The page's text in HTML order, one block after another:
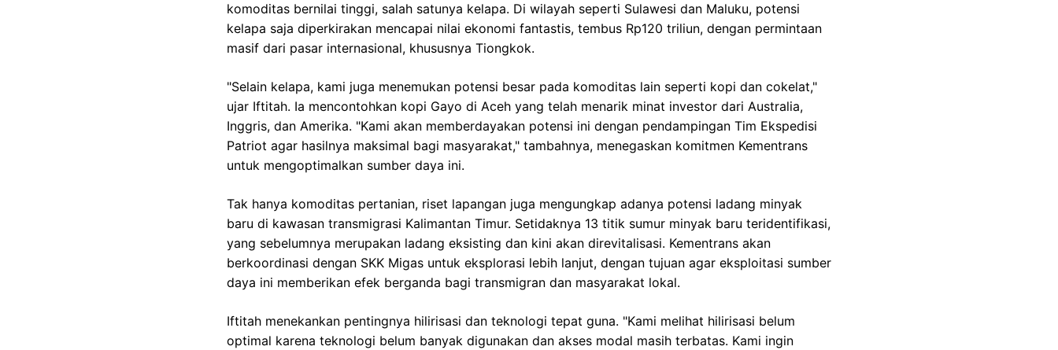
komoditas bernilai tinggi, salah satunya kelapa. Di wilayah seperti Sulawesi dan Maluku, potensi
kelapa saja diperkirakan mencapai nilai ekonomi fantastis, tembus Rp120 triliun, dengan permintaan
masif dari pasar internasional, khususnya Tiongkok.
"Selain kelapa, kami juga menemukan potensi besar pada komoditas lain seperti kopi dan cokelat,"
ujar Iftitah. Ia mencontohkan kopi Gayo di Aceh yang telah menarik minat investor dari Australia,
Inggris, dan Amerika. "Kami akan memberdayakan potensi ini dengan pendampingan Tim Ekspedisi
Patriot agar hasilnya maksimal bagi masyarakat," tambahnya, menegaskan komitmen Kementrans
untuk mengoptimalkan sumber daya ini.
Tak hanya komoditas pertanian, riset lapangan juga mengungkap adanya potensi ladang minyak
baru di kawasan transmigrasi Kalimantan Timur. Setidaknya 13 titik sumur minyak baru teridentifikasi,
yang sebelumnya merupakan ladang eksisting dan kini akan direvitalisasi. Kementrans akan
berkoordinasi dengan SKK Migas untuk eksplorasi lebih lanjut, dengan tujuan agar eksploitasi sumber
daya ini memberikan efek berganda bagi transmigran dan masyarakat lokal.
Iftitah menekankan pentingnya hilirisasi dan teknologi tepat guna. "Kami melihat hilirisasi belum
optimal karena teknologi belum banyak digunakan dan akses modal masih terbatas. Kami ingin